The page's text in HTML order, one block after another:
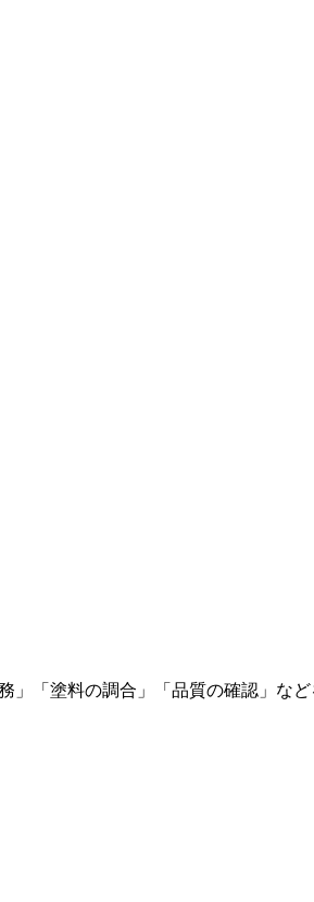
「塗料の調合」「品質の確認」など